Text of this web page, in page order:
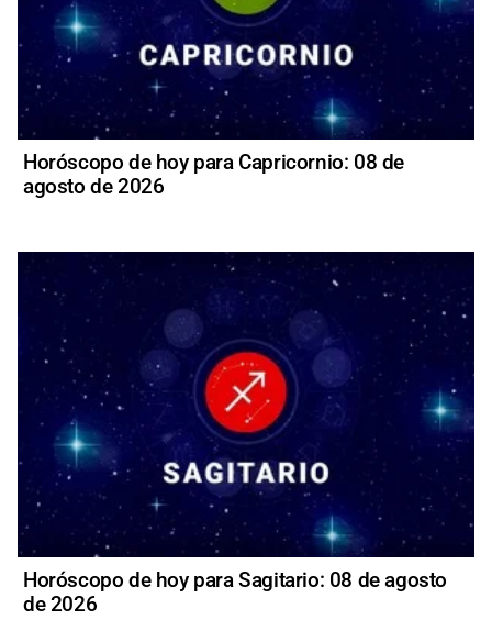
Horóscopo de hoy para Capricornio: 08 de
agosto de 2026
Horóscopo de hoy para Sagitario: 08 de agosto
de 2026